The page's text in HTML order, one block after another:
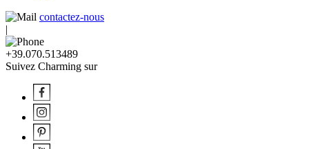
contactez-nous
|
+39.070.513489
Suivez Charming sur